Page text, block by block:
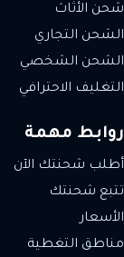
شحن الأثاث
الشحن التجاري
الشحن الشخصي
التغليف الاحترافي
روابط مهمة
أطلب شحنتك الآن
تتبع شحنتك
الأسعار
مناطق التغطية